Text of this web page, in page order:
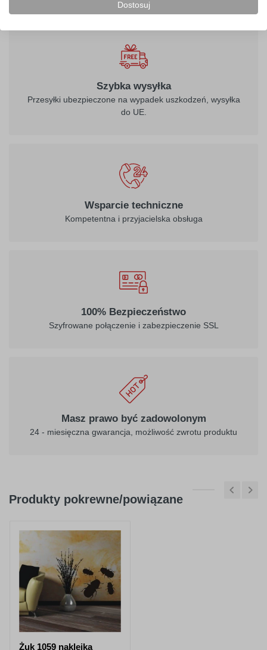
Szybka wysyłka
Przesyłki ubezpieczone na wypadek uszkodzeń, wysyłka
do UE.
Wsparcie techniczne
Kompetentna i przyjacielska obsługa
100% Bezpieczeństwo
Szyfrowane połączenie i zabezpieczenie SSL
Masz prawo być zadowolonym
24 - miesięczna gwarancja, możliwość zwrotu produktu
Produkty pokrewne/powiązane
Żuk 1059 naklejka
Dostosuj